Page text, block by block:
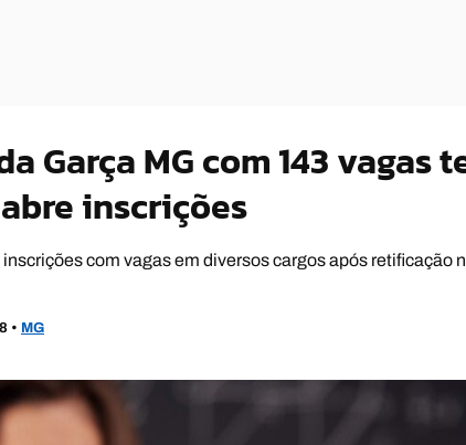
Garça MG com 143 vagas
inscrições
com vagas em diversos cargos após retificação
• MG